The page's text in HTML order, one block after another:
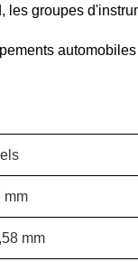
groupes
mm
mm